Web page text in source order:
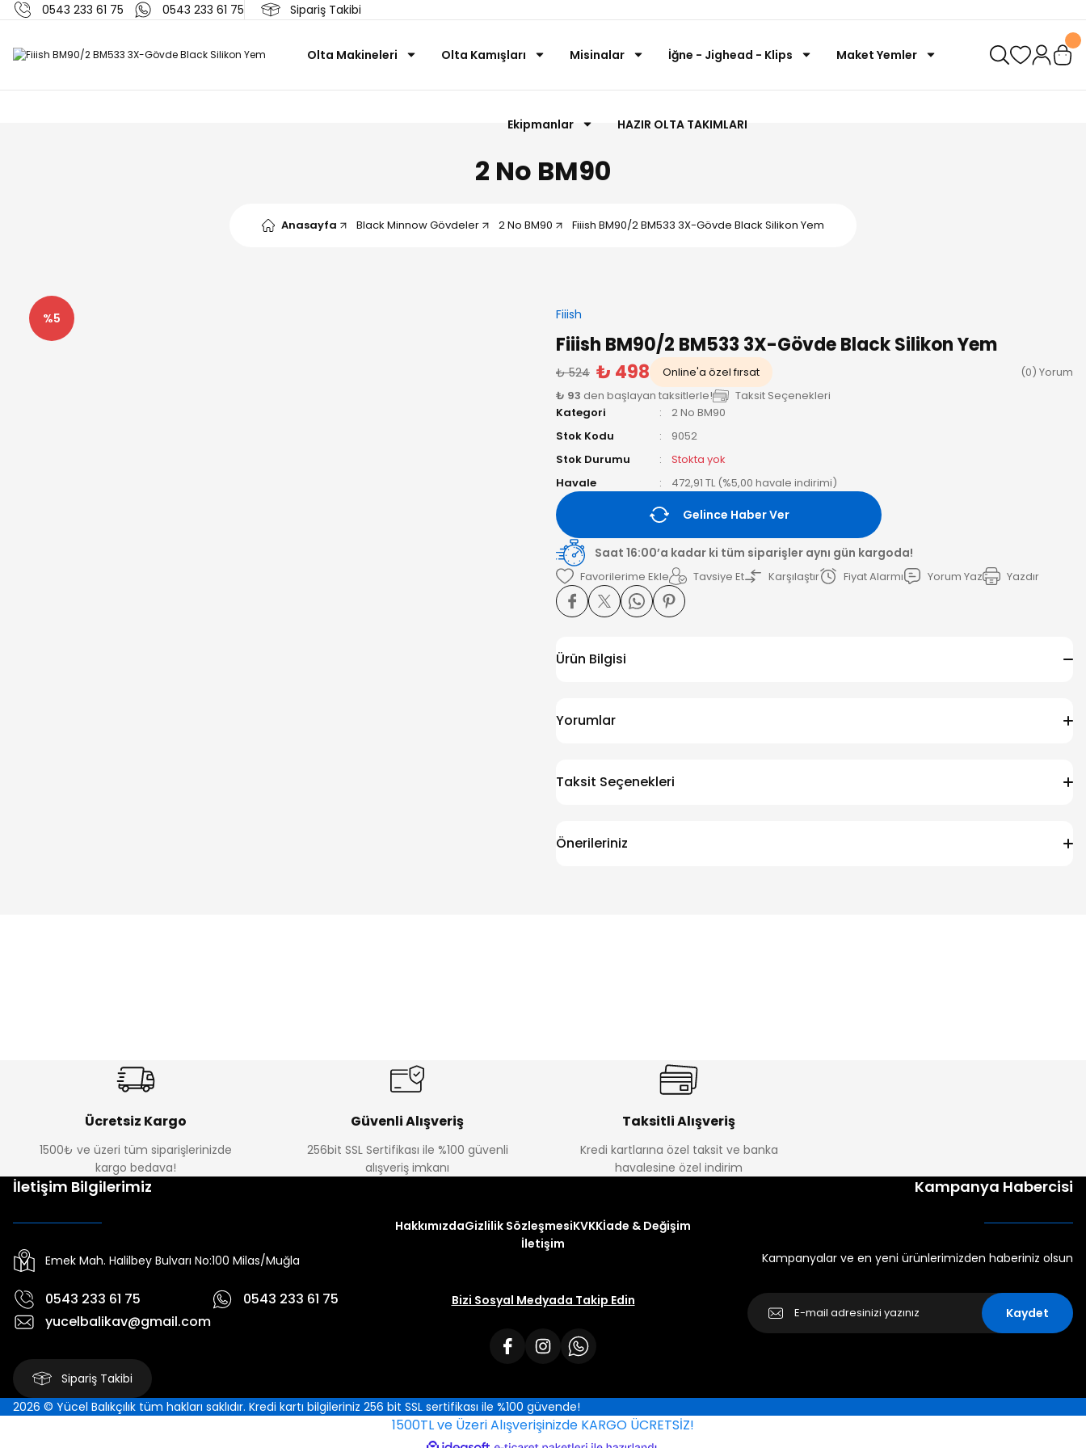
0543 233 61 75 0543 233 61 75 Sipariş Takibi
Olta Makineleri Olta Kamışları Misinalar İğne - Jighead - Klips Maket Yemler
Ekipmanlar HAZIR OLTA TAKIMLARI
2 No BM90
Anasayfa Black Minnow Gövdeler 2 No BM90 Fiiish BM90/2 BM533 3X-Gövde Black Silikon Yem
%5 Fiiish
Fiiish BM90/2 BM533 3X-Gövde Black Silikon Yem
₺ 524 ₺ 498 Online'a özel fırsat
(0) Yorum
₺ 93 den başlayan taksitlerle!
Taksit Seçenekleri
Kategori
2 No BM90
Stok Kodu
9052
Stok Durumu
Stokta yok
Havale
472,91 TL (%5,00 havale indirimi)
Gelince Haber Ver
Saat 16:00’a kadar ki tüm siparişler aynı gün kargoda!
Tavsiye Et Karşılaştır Fiyat Alarmı Yorum Yaz Yazdır
Ürün Bilgisi
Yorumlar
Taksit Seçenekleri
Önerileriniz
Ücretsiz Kargo
1500₺ ve üzeri tüm siparişlerinizde
kargo bedava!
Güvenli Alışveriş
256bit SSL Sertifikası ile %100 güvenli
alışveriş imkanı
Taksitli Alışveriş
Kredi kartlarına özel taksit ve banka
havalesine özel indirim
İletişim Bilgilerimiz
Emek Mah. Halilbey Bulvarı No:100 Milas/Muğla
0543 233 61 75
0543 233 61 75
yucelbalikav@gmail.com
Sipariş Takibi
HakkımızdaGizlilik SözleşmesiKVKKİade & Değişim
İletişim
Bizi Sosyal Medyada Takip Edin
Kampanya Habercisi
Kampanyalar ve en yeni ürünlerimizden haberiniz olsun
Kaydet
2026 © Yücel Balıkçılık tüm hakları saklıdır. Kredi kartı bilgileriniz 256 bit SSL sertifikası ile %100 güvende!
1500TL ve Üzeri Alışverişinizde KARGO ÜCRETSİZ!